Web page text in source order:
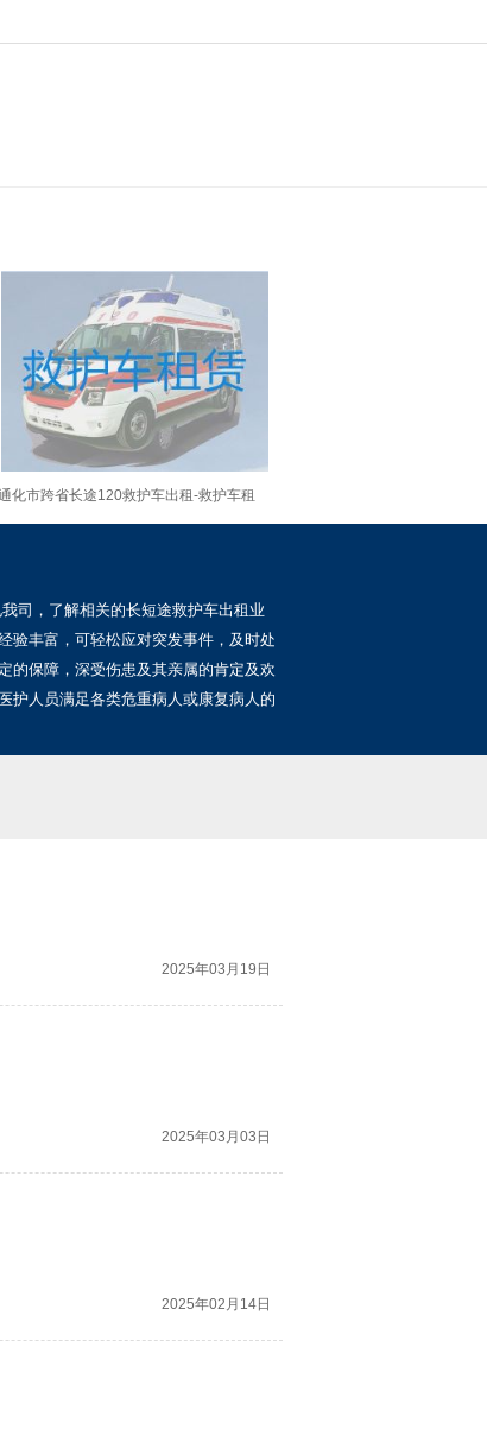
化市跨省长途120救护车出租-救护车租
电话
司，了解相关的长短途救护车出租业
验丰富，可轻松应对突发事件，及时处
的保障，深受伤患及其亲属的肯定及欢
护人员满足各类危重病人或康复病人的
2025年03月19日
2025年03月03日
2025年02月14日